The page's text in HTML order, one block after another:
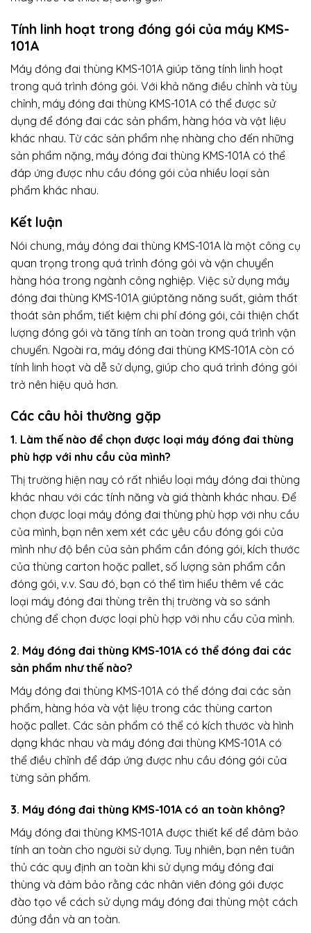
Tính linh hoạt trong đóng gói của máy KMS-
101A
Máy đóng đai thùng KMS-101A giúp tăng tính linh hoạt
trong quá trình đóng gói. Với khả năng điều chỉnh và tùy
chỉnh, máy đóng đai thùng KMS-101A có thể được sử
dụng để đóng đai các sản phẩm, hàng hóa và vật liệu
khác nhau. Từ các sản phẩm nhẹ nhàng cho đến những
sản phẩm nặng, máy đóng đai thùng KMS-101A có thể
đáp ứng được nhu cầu đóng gói của nhiều loại sản
phẩm khác nhau.
Kết luận
Nói chung, máy đóng đai thùng KMS-101A là một công cụ
quan trọng trong quá trình đóng gói và vận chuyển
hàng hóa trong ngành công nghiệp. Việc sử dụng máy
đóng đai thùng KMS-101A giúptăng năng suất, giảm thất
thoát sản phẩm, tiết kiệm chi phí đóng gói, cải thiện chất
lượng đóng gói và tăng tính an toàn trong quá trình vận
chuyển. Ngoài ra, máy đóng đai thùng KMS-101A còn có
tính linh hoạt và dễ sử dụng, giúp cho quá trình đóng gói
trở nên hiệu quả hơn.
Các câu hỏi thường gặp
1. Làm thế nào để chọn được loại máy đóng đai thùng
phù hợp với nhu cầu của mình?
Thị trường hiện nay có rất nhiều loại máy đóng đai thùng
khác nhau với các tính năng và giá thành khác nhau. Để
chọn được loại máy đóng đai thùng phù hợp với nhu cầu
của mình, bạn nên xem xét các yêu cầu đóng gói của
mình như độ bền của sản phẩm cần đóng gói, kích thước
của thùng carton hoặc pallet, số lượng sản phẩm cần
đóng gói, v.v. Sau đó, bạn có thể tìm hiểu thêm về các
loại máy đóng đai thùng trên thị trường và so sánh
chúng để chọn được loại phù hợp với nhu cầu của mình.
2. Máy đóng đai thùng KMS-101A có thể đóng đai các
sản phẩm như thế nào?
Máy đóng đai thùng KMS-101A có thể đóng đai các sản
phẩm, hàng hóa và vật liệu trong các thùng carton
hoặc pallet. Các sản phẩm có thể có kích thước và hình
dạng khác nhau và máy đóng đai thùng KMS-101A có
thể điều chỉnh để đáp ứng được nhu cầu đóng gói của
từng sản phẩm.
3. Máy đóng đai thùng KMS-101A có an toàn không?
Máy đóng đai thùng KMS-101A được thiết kế để đảm bảo
tính an toàn cho người sử dụng. Tuy nhiên, bạn nên tuân
thủ các quy định an toàn khi sử dụng máy đóng đai
thùng và đảm bảo rằng các nhân viên đóng gói được
đào tạo về cách sử dụng máy đóng đai thùng một cách
đúng đắn và an toàn.